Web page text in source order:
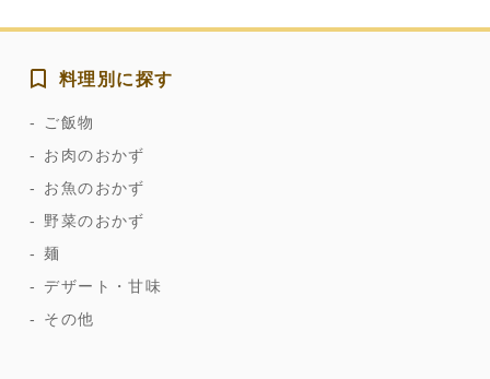
料理別に探す
ご飯物
お肉のおかず
お魚のおかず
野菜のおかず
麺
デザート・甘味
その他